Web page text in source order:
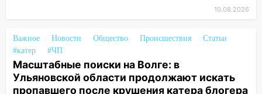
начальником управления
административно-технического
контроля администрации Ульяновска
11:12 В Ульяновской области в огне
10.08.2026
Важное Новости Общество Происшествия
Статьи
#катер
#ЧП
Масштабные поиски на Волге: в
Ульяновской области продолжают искать
пропавшего после крушения катера блогера